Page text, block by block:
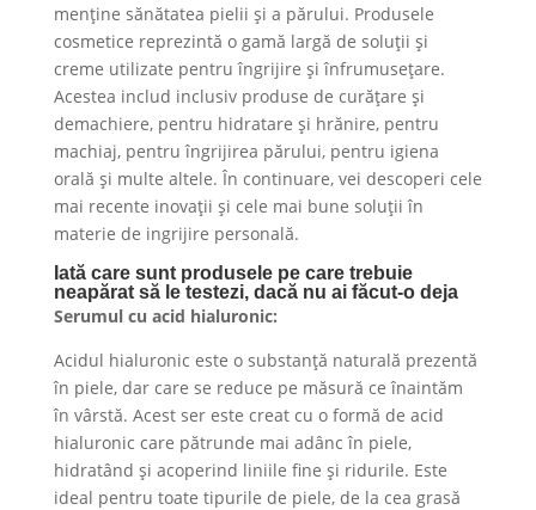
menține sănătatea pielii și a părului. Produsele
cosmetice reprezintă o gamă largă de soluții și
creme utilizate pentru îngrijire și înfrumusețare.
Acestea includ inclusiv produse de curățare și
demachiere, pentru hidratare și hrănire, pentru
machiaj, pentru îngrijirea părului, pentru igiena
orală și multe altele. În continuare, vei descoperi cele
mai recente inovații și cele mai bune soluții în
materie de ingrijire personală.
Iată care sunt produsele pe care trebuie
neapărat să le testezi, dacă nu ai făcut-o deja
Serumul cu acid hialuronic:
Acidul hialuronic este o substanță naturală prezentă
în piele, dar care se reduce pe măsură ce înaintăm
în vârstă. Acest ser este creat cu o formă de acid
hialuronic care pătrunde mai adânc în piele,
hidratând și acoperind liniile fine și ridurile. Este
ideal pentru toate tipurile de piele, de la cea grasă